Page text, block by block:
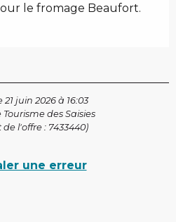
le fromage Beaufort.
21 juin 2026 à 16:03
des Saisies
l'offre : 7433440)
une erreur